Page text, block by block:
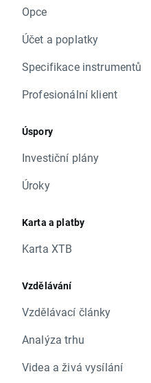
Opce
Účet a poplatky
Specifikace instrumentů
Profesionální klient
Úspory
Investiční plány
Úroky
Karta a platby
Karta XTB
Vzdělávání
Vzdělávací články
Analýza trhu
Videa a živá vysílání